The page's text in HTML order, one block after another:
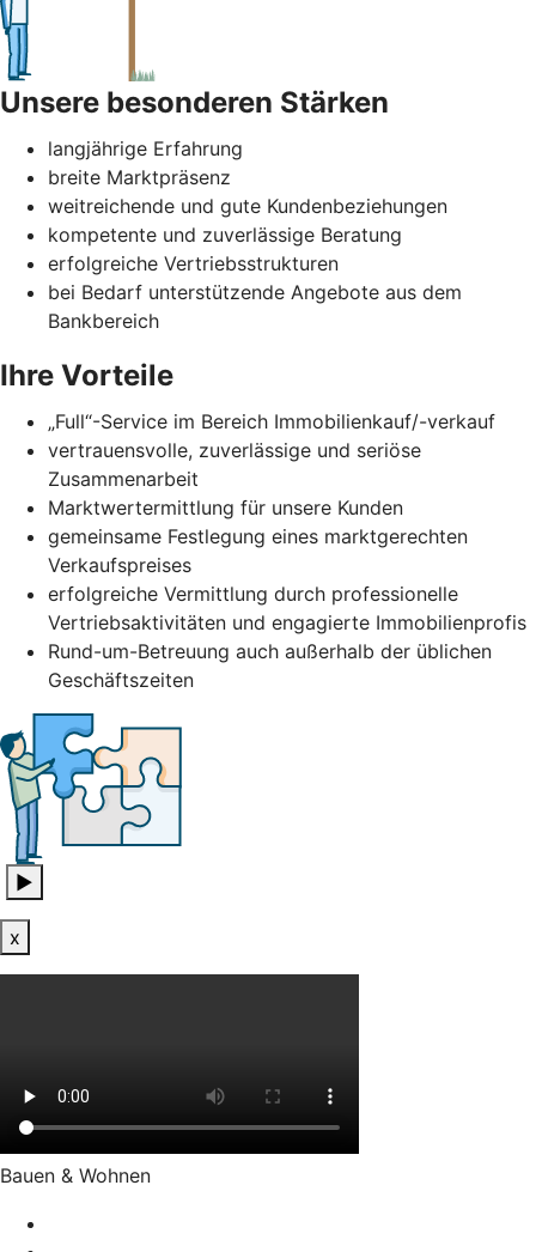
Unsere besonderen Stärken
langjährige Erfahrung
breite Marktpräsenz
weitreichende und gute Kundenbeziehungen
kompetente und zuverlässige Beratung
erfolgreiche Vertriebsstrukturen
bei Bedarf unterstützende Angebote aus dem
Bankbereich
Ihre Vorteile
„Full“-Service im Bereich Immobilienkauf/-verkauf
vertrauensvolle, zuverlässige und seriöse
Zusammenarbeit
Marktwertermittlung für unsere Kunden
gemeinsame Festlegung eines marktgerechten
Verkaufspreises
erfolgreiche Vermittlung durch professionelle
Vertriebsaktivitäten und engagierte Immobilienprofis
Rund-um-Betreuung auch außerhalb der üblichen
Geschäftszeiten
▶
x
Bauen & Wohnen